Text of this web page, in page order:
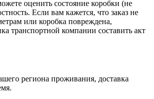
оценить состояние коробки (не
Если вам кажется, что заказ не
или коробка повреждена,
транспортной компании составить акт
региона проживания, доставка